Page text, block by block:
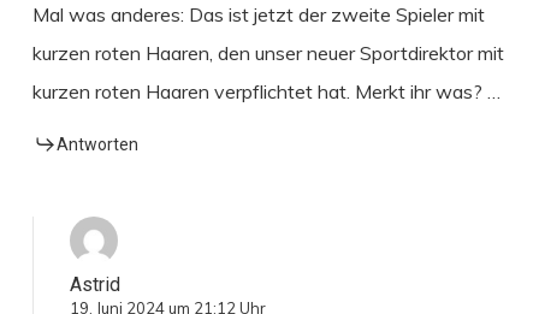
Mal was anderes: Das ist jetzt der zweite Spieler mit
kurzen roten Haaren, den unser neuer Sportdirektor mit
kurzen roten Haaren verpflichtet hat. Merkt ihr was? …
Antworten
Astrid
19. Juni 2024 um 21:12 Uhr